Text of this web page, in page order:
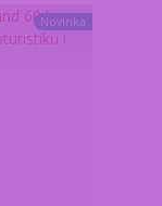
Novinka